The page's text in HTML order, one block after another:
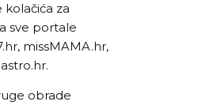
za
sve portale
missMAMA.hr,
obrade